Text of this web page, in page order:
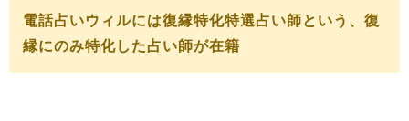
電話占いウィルには復縁特化特選占い師という、復
縁にのみ特化した占い師が在籍